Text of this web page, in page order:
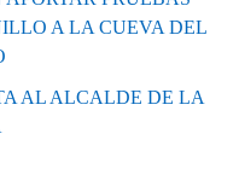
A LA CUEVA DEL
AL ALCALDE DE LA